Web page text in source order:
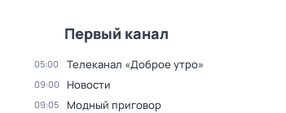
Первый канал
05:00 Телеканал «Доброе утро»
09:00 Новости
09:05 Модный приговор